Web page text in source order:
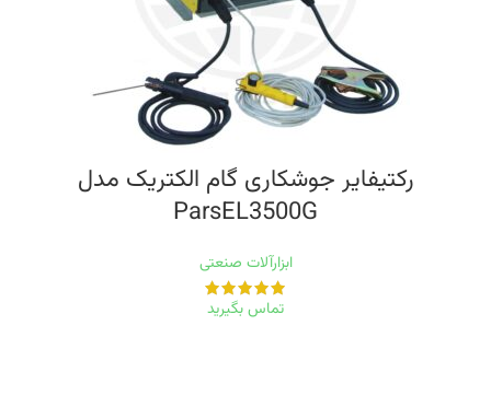
رکتيفایر جوشکاری گام الکتریک مدل
ParsEL3500G
ابزارآلات صنعتی
تماس بگیرید